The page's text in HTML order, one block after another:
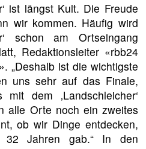
ist längst Kult. Die Freude
wir kommen. Häufig wird
schon am Ortseingang
Redaktionsleiter «rbb24
„Deshalb ist die wichtigste
uns sehr auf das Finale,
dem ‚Landschleicher‘
alle Orte noch ein zweites
ob wir Dinge entdecken,
Jahren gab.“ In den